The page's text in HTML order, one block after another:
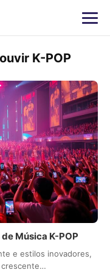
K-POP
Música K-POP
e estilos inovadores,
crescente…